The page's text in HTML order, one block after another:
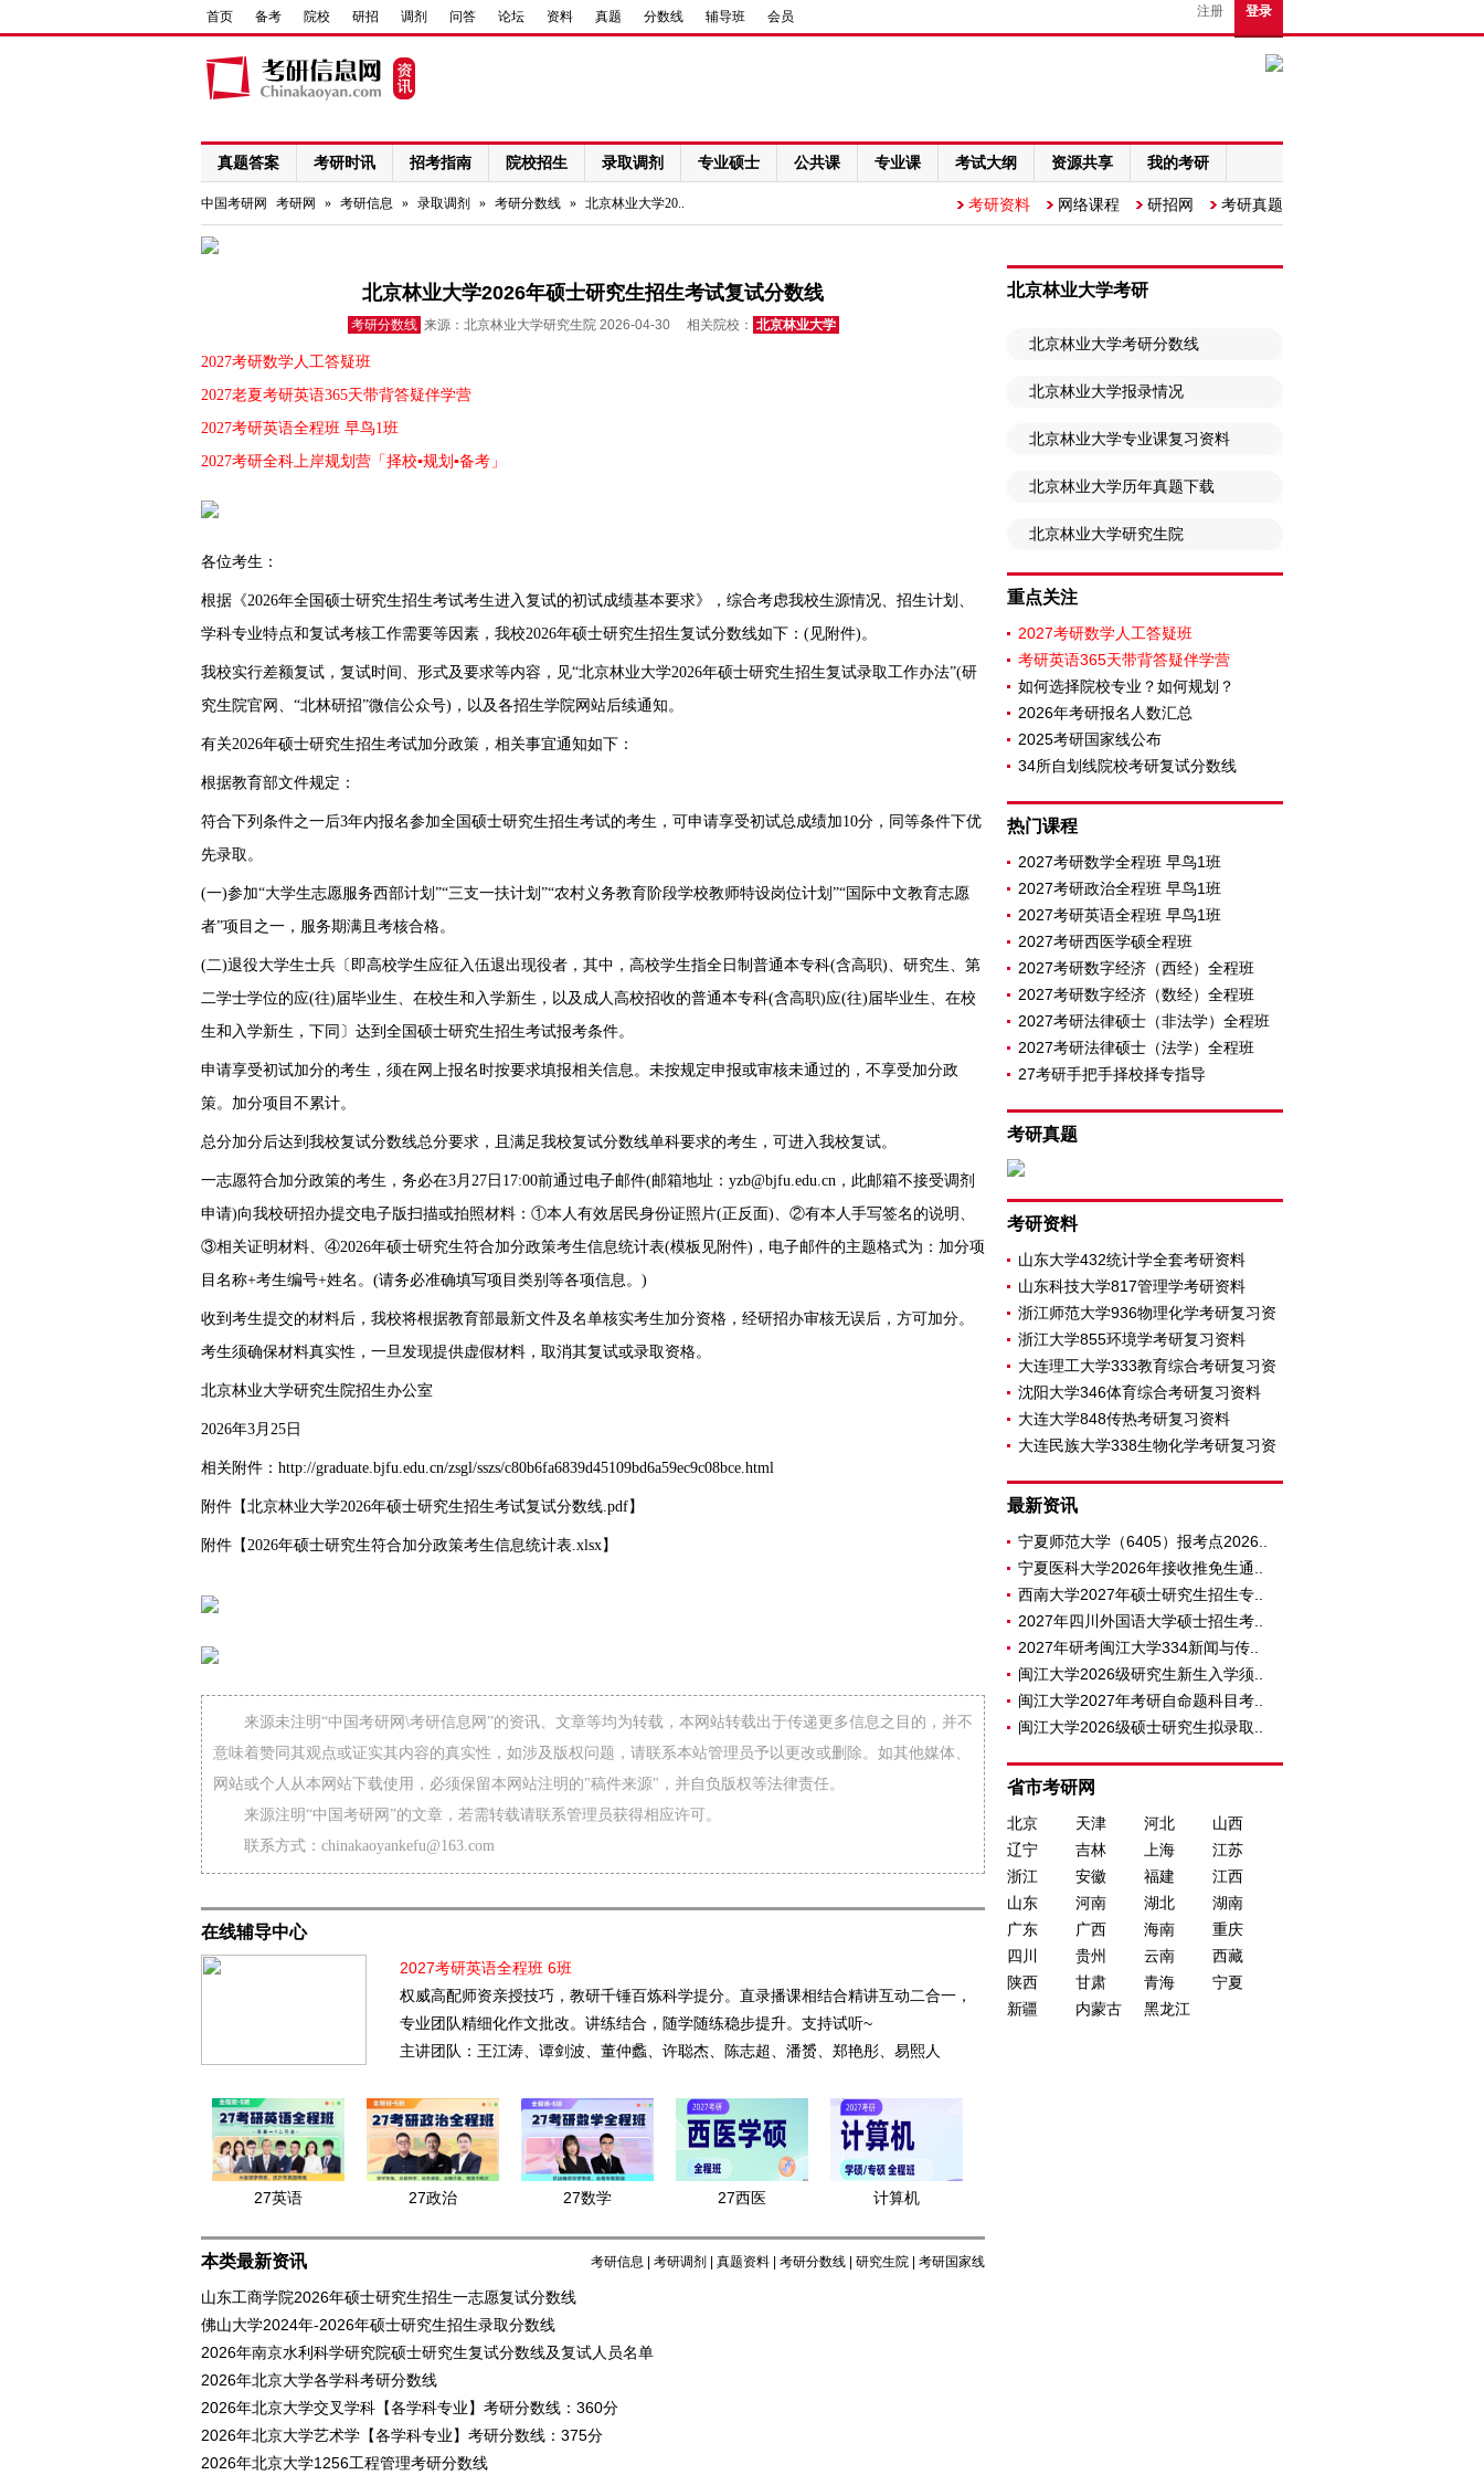
首页 备考 院校 研招 调剂 问答 论坛 资料 真题 分数线 辅导班 会员 注册 登录
真题答案 考研时讯 招考指南 院校招生 录取调剂 专业硕士 公共课 专业课 考试大纲 资源共享 我的考研
网络课程
中国考研网 考研网 » 考研信息 » 录取调剂 » 考研分数线 » 北京林业大学20.. 考研资料 网络课程 研招网 考研真题
北京林业大学2026年硕士研究生招生考试复试分数线
考研分数线 来源：北京林业大学研究生院 2026-04-30 相关院校： 北京林业大学
2027考研数学人工答疑班
2027老夏考研英语365天带背答疑伴学营
2027考研英语全程班 早鸟1班
2027考研全科上岸规划营「择校▪规划▪备考」
各位考生：
根据《2026年全国硕士研究生招生考试考生进入复试的初试成绩基本要求》，综合考虑我校生源情况、招生计划、
学科专业特点和复试考核工作需要等因素，我校2026年硕士研究生招生复试分数线如下：(见附件)。
我校实行差额复试，复试时间、形式及要求等内容，见“北京林业大学2026年硕士研究生招生复试录取工作办法”(研
究生院官网、“北林研招”微信公众号)，以及各招生学院网站后续通知。
有关2026年硕士研究生招生考试加分政策，相关事宜通知如下：
根据教育部文件规定：
符合下列条件之一后3年内报名参加全国硕士研究生招生考试的考生，可申请享受初试总成绩加10分，同等条件下优
先录取。
(一)参加“大学生志愿服务西部计划”“三支一扶计划”“农村义务教育阶段学校教师特设岗位计划”“国际中文教育志愿
者”项目之一，服务期满且考核合格。
(二)退役大学生士兵〔即高校学生应征入伍退出现役者，其中，高校学生指全日制普通本专科(含高职)、研究生、第
二学士学位的应(往)届毕业生、在校生和入学新生，以及成人高校招收的普通本专科(含高职)应(往)届毕业生、在校
生和入学新生，下同〕达到全国硕士研究生招生考试报考条件。
申请享受初试加分的考生，须在网上报名时按要求填报相关信息。未按规定申报或审核未通过的，不享受加分政
策。加分项目不累计。
总分加分后达到我校复试分数线总分要求，且满足我校复试分数线单科要求的考生，可进入我校复试。
一志愿符合加分政策的考生，务必在3月27日17:00前通过电子邮件(邮箱地址：yzb@bjfu.edu.cn，此邮箱不接受调剂
申请)向我校研招办提交电子版扫描或拍照材料：①本人有效居民身份证照片(正反面)、②有本人手写签名的说明、
③相关证明材料、④2026年硕士研究生符合加分政策考生信息统计表(模板见附件)，电子邮件的主题格式为：加分项
目名称+考生编号+姓名。(请务必准确填写项目类别等各项信息。)
收到考生提交的材料后，我校将根据教育部最新文件及名单核实考生加分资格，经研招办审核无误后，方可加分。
考生须确保材料真实性，一旦发现提供虚假材料，取消其复试或录取资格。
北京林业大学研究生院招生办公室
2026年3月25日
相关附件：http://graduate.bjfu.edu.cn/zsgl/sszs/c80b6fa6839d45109bd6a59ec9c08bce.html
附件【北京林业大学2026年硕士研究生招生考试复试分数线.pdf】
附件【2026年硕士研究生符合加分政策考生信息统计表.xlsx】
来源未注明“中国考研网\考研信息网”的资讯、文章等均为转载，本网站转载出于传递更多信息之目的，并不
意味着赞同其观点或证实其内容的真实性，如涉及版权问题，请联系本站管理员予以更改或删除。如其他媒体、
网站或个人从本网站下载使用，必须保留本网站注明的"稿件来源"，并自负版权等法律责任。
来源注明“中国考研网”的文章，若需转载请联系管理员获得相应许可。
联系方式：chinakaoyankefu@163.com
在线辅导中心
2027考研英语全程班 6班
权威高配师资亲授技巧，教研千锤百炼科学提分。直录播课相结合精讲互动二合一，
专业团队精细化作文批改。讲练结合，随学随练稳步提升。支持试听~
主讲团队：王江涛、谭剑波、董仲蠡、许聪杰、陈志超、潘赟、郑艳彤、易熙人
27英语 27政治 27数学 27西医 计算机
本类最新资讯 考研信息 考研调剂 真题资料 考研分数线 研究生院 考研国家线
山东工商学院2026年硕士研究生招生一志愿复试分数线
佛山大学2024年-2026年硕士研究生招生录取分数线
2026年南京水利科学研究院硕士研究生复试分数线及复试人员名单
2026年北京大学各学科考研分数线
2026年北京大学交叉学科【各学科专业】考研分数线：360分
2026年北京大学艺术学【各学科专业】考研分数线：375分
2026年北京大学1256工程管理考研分数线
北京林业大学考研
北京林业大学考研分数线
北京林业大学报录情况
北京林业大学专业课复习资料
北京林业大学历年真题下载
北京林业大学研究生院
重点关注
2027考研数学人工答疑班
考研英语365天带背答疑伴学营
如何选择院校专业？如何规划？
2026年考研报名人数汇总
2025考研国家线公布
34所自划线院校考研复试分数线
热门课程
2027考研数学全程班 早鸟1班
2027考研政治全程班 早鸟1班
2027考研英语全程班 早鸟1班
2027考研西医学硕全程班
2027考研数字经济（西经）全程班
2027考研数字经济（数经）全程班
2027考研法律硕士（非法学）全程班
2027考研法律硕士（法学）全程班
27考研手把手择校择专指导
考研真题
考研资料
山东大学432统计学全套考研资料
山东科技大学817管理学考研资料
浙江师范大学936物理化学考研复习资
浙江大学855环境学考研复习资料
大连理工大学333教育综合考研复习资
沈阳大学346体育综合考研复习资料
大连大学848传热考研复习资料
大连民族大学338生物化学考研复习资
最新资讯
宁夏师范大学（6405）报考点2026..
宁夏医科大学2026年接收推免生通..
西南大学2027年硕士研究生招生专..
2027年四川外国语大学硕士招生考..
2027年研考闽江大学334新闻与传..
闽江大学2026级研究生新生入学须..
闽江大学2027年考研自命题科目考..
闽江大学2026级硕士研究生拟录取..
省市考研网
北京 天津 河北
山西
辽宁
吉林 上海
江苏
浙江
安徽 福建
江西
山东
河南 湖北
湖南
广东
广西 海南
重庆
四川
贵州 云南
西藏
陕西
甘肃 青海
宁夏
新疆
内蒙古 黑龙江